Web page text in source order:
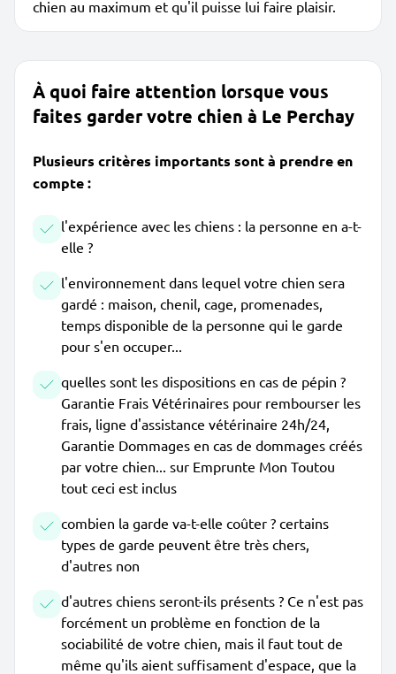
chien au maximum et qu'il puisse lui faire plaisir.
À quoi faire attention lorsque vous
faites garder votre chien à Le Perchay
Plusieurs critères importants sont à prendre en
compte :
l'expérience avec les chiens : la personne en a-t-
elle ?
l'environnement dans lequel votre chien sera
gardé : maison, chenil, cage, promenades,
temps disponible de la personne qui le garde
pour s'en occuper...
quelles sont les dispositions en cas de pépin ?
Garantie Frais Vétérinaires pour rembourser les
frais, ligne d'assistance vétérinaire 24h/24,
Garantie Dommages en cas de dommages créés
par votre chien... sur Emprunte Mon Toutou
tout ceci est inclus
combien la garde va-t-elle coûter ? certains
types de garde peuvent être très chers,
d'autres non
d'autres chiens seront-ils présents ? Ce n'est pas
forcément un problème en fonction de la
sociabilité de votre chien, mais il faut tout de
même qu'ils aient suffisament d'espace, que la